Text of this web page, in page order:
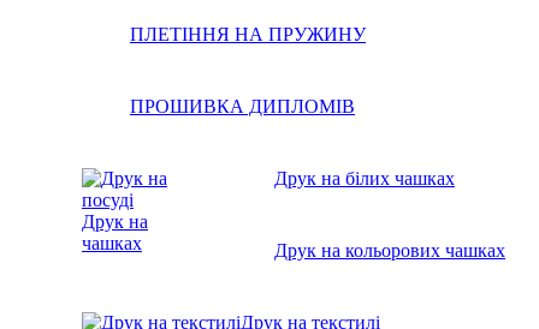
ПЛЕТІННЯ НА ПРУЖИНУ
ПРОШИВКА ДИПЛОМІВ
Друк на
чашках
Друк на білих чашках
Друк на кольорових чашках
Друк на текстилі